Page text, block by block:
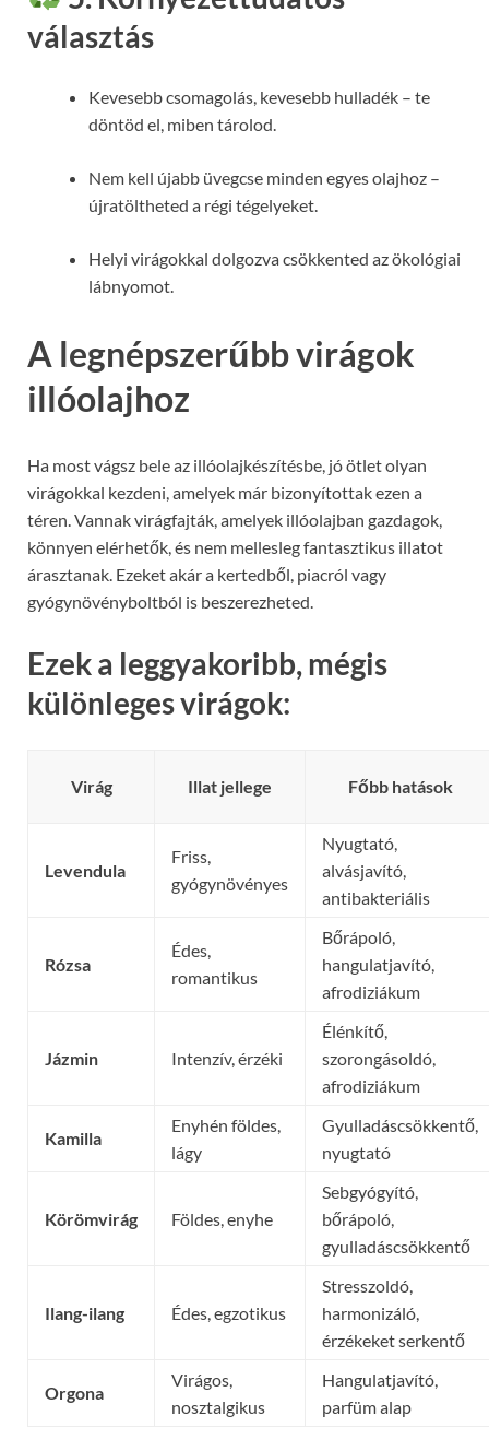
választás
Kevesebb csomagolás, kevesebb hulladék – te
döntöd el, miben tárolod.
Nem kell újabb üvegcse minden egyes olajhoz –
újratöltheted a régi tégelyeket.
Helyi virágokkal dolgozva csökkented az ökológiai
lábnyomot.
A legnépszerűbb virágok
illóolajhoz
Ha most vágsz bele az illóolajkészítésbe, jó ötlet olyan
virágokkal kezdeni, amelyek már bizonyítottak ezen a
téren. Vannak virágfajták, amelyek illóolajban gazdagok,
könnyen elérhetők, és nem mellesleg fantasztikus illatot
árasztanak. Ezeket akár a kertedből, piacról vagy
gyógynövényboltból is beszerezheted.
Ezek a leggyakoribb, mégis
különleges virágok:
Virág Illat jellege Főbb hatások
Levendula
Friss,
gyógynövényes
Nyugtató,
alvásjavító,
antibakteriális
Rózsa
Édes,
romantikus
Bőrápoló,
hangulatjavító,
afrodiziákum
Jázmin Intenzív, érzéki
Élénkítő,
szorongásoldó,
afrodiziákum
Kamilla
Enyhén földes,
lágy
Gyulladáscsökkentő,
nyugtató
Körömvirág Földes, enyhe
Sebgyógyító,
bőrápoló,
gyulladáscsökkentő
Ilang-ilang Édes, egzotikus
Stresszoldó,
harmonizáló,
érzékeket serkentő
Orgona
Virágos,
nosztalgikus
Hangulatjavító,
parfüm alap